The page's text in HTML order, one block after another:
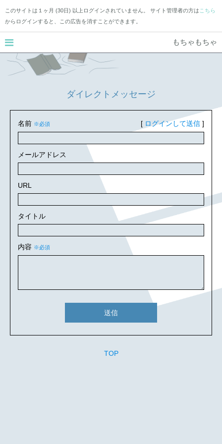
このサイトは１ヶ月 (30日) 以上ログインされていません。 サイト管理者の方は こちら
からログインすると、この広告を消すことができます。
もちゃもちゃ
ダイレクトメッセージ
名前 ※必須 [ ログインして送信 ]
メールアドレス
URL
タイトル
内容 ※必須
送信
TOP